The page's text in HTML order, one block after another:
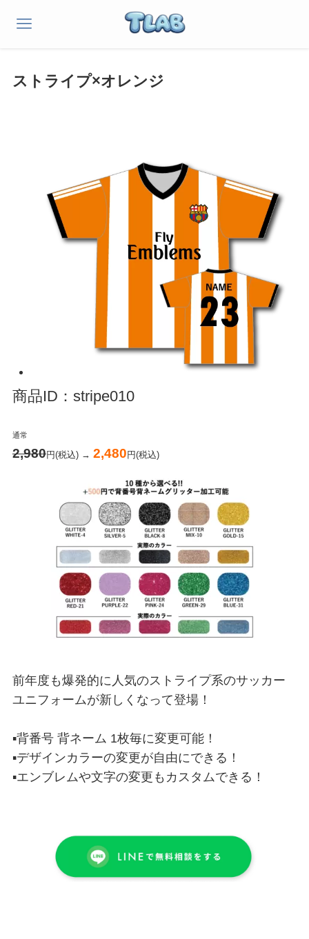
ストライプ×オレンジ
商品ID：stripe010
通常
2,980円(税込) → 2,480 円(税込)
前年度も爆発的に人気のストライプ系のサッカー
ユニフォームが新しくなって登場！
▪背番号 背ネーム 1枚毎に変更可能！
▪デザインカラーの変更が自由にできる！
▪エンブレムや文字の変更もカスタムできる！